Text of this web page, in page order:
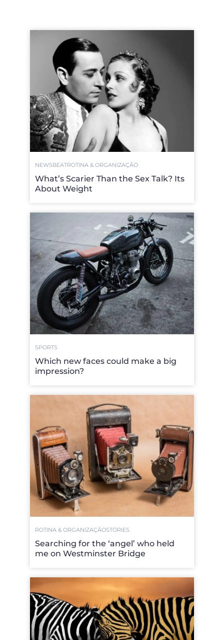
NEWSBEATROTINA & ORGANIZAÇÃO
What’s Scarier Than the Sex Talk? Its
About Weight
SPORTS
Which new faces could make a big
impression?
ROTINA & ORGANIZAÇÃOSTORIES
Searching for the ‘angel’ who held
me on Westminster Bridge